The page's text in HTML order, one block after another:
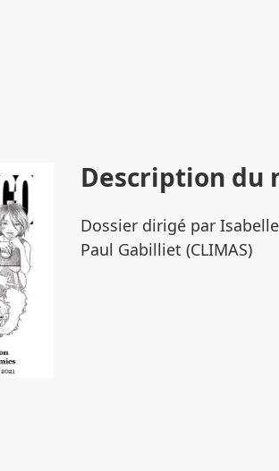
Description du
Dossier dirigé par Isabelle
Paul Gabilliet (CLIMAS)